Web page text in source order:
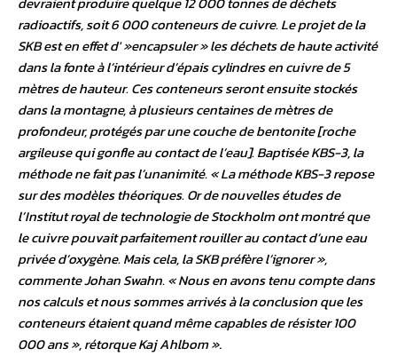
radioactifs, soit 6 000 conteneurs de cuivre. Le projet de la
SKB est en effet d' »encapsuler » les déchets de haute activité
dans la fonte à l’intérieur d’épais cylindres en cuivre de 5
mètres de hauteur. Ces conteneurs seront ensuite stockés
dans la montagne, à plusieurs centaines de mètres de
profondeur, protégés par une couche de bentonite [roche
argileuse qui gonfle au contact de l’eau]. Baptisée KBS-3, la
méthode ne fait pas l’unanimité. « La méthode KBS-3 repose
sur des modèles théoriques. Or de nouvelles études de
l’Institut royal de technologie de Stockholm ont montré que
le cuivre pouvait parfaitement rouiller au contact d’une eau
privée d’oxygène. Mais cela, la SKB préfère l’ignorer »,
commente Johan Swahn. « Nous en avons tenu compte dans
nos calculs et nous sommes arrivés à la conclusion que les
conteneurs étaient quand même capables de résister 100
000 ans », rétorque Kaj Ahlbom ».